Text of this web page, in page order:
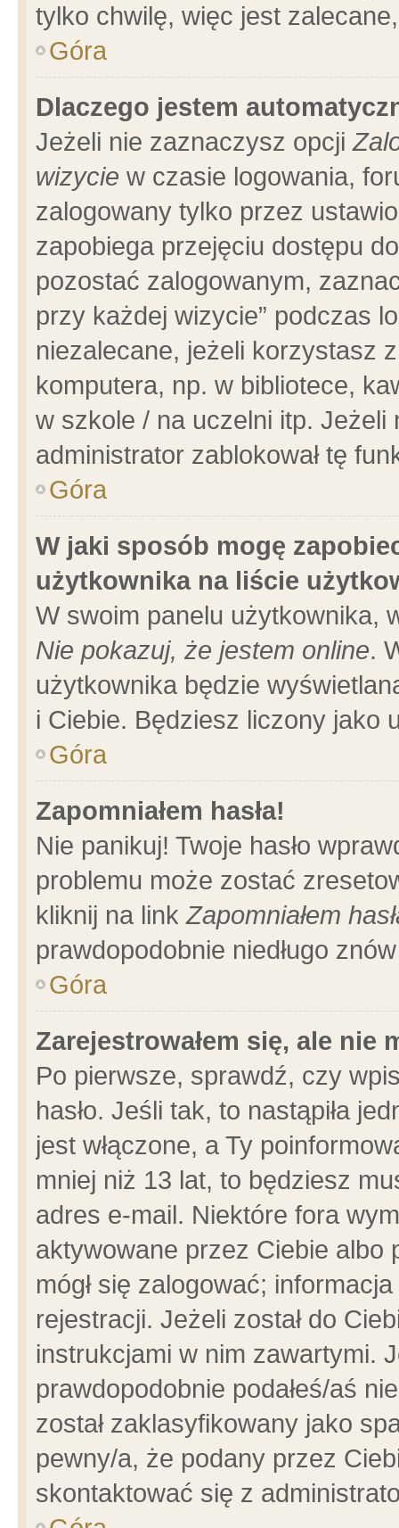
tylko chwilę, więc jest
Góra
Dlaczego jestem
Jeżeli nie zaznaczysz opcji
wizycie w czasie logowania,
zalogowany tylko przez
zapobiega przejęciu dostępu
pozostać zalogowanym,
przy każdej wizycie” podczas
niezalecane, jeżeli korzystasz
komputera, np. w bibliotece,
w szkole / na uczelni itp.
administrator zablokował tę
Góra
W jaki sposób mogę
użytkownika na liście
W swoim panelu użytkownika,
Nie pokazuj, że jestem online.
użytkownika będzie
i Ciebie. Będziesz liczony jako
Góra
Zapomniałem hasła!
Nie panikuj! Twoje hasło
problemu może zostać
kliknij na linkZapomniałem
prawdopodobnie niedługo
Góra
Zarejestrowałem się, ale nie
Po pierwsze, sprawdź, czy
hasło. Jeśli tak, to nastąpiła
jest włączone, a Ty
mniej niż 13 lat, to będziesz
adres e-mail. Niektóre fora
aktywowane przez Ciebie albo
mógł się zalogować;
rejestracji. Jeżeli został do
instrukcjami w nim zawartymi.
prawdopodobnie podałeś/aś
został zaklasyfikowany jako
pewny/a, że podany przez
skontaktować się z